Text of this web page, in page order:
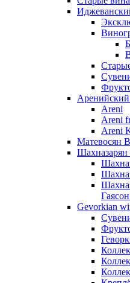
Areni
Areni
Areni
Матевосян
Gevorkian